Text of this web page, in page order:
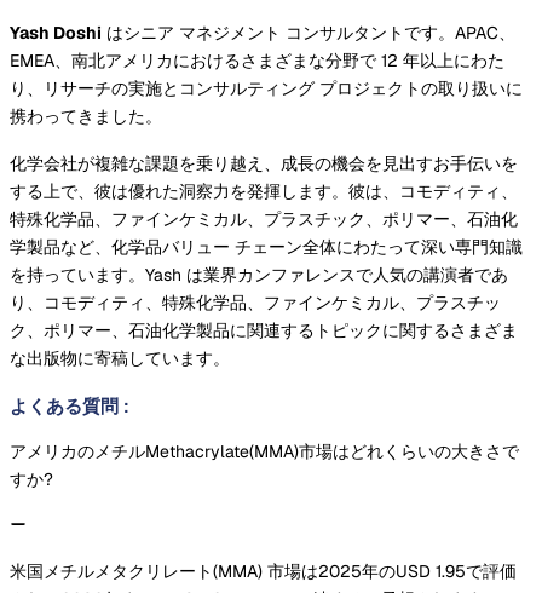
Yash Doshi はシニア マネジメント コンサルタントです。APAC、
EMEA、南北アメリカにおけるさまざまな分野で 12 年以上にわた
り、リサーチの実施とコンサルティング プロジェクトの取り扱いに
携わってきました。
化学会社が複雑な課題を乗り越え、成長の機会を見出すお手伝いを
する上で、彼は優れた洞察力を発揮します。彼は、コモディティ、
特殊化学品、ファインケミカル、プラスチック、ポリマー、石油化
学製品など、化学品バリュー チェーン全体にわたって深い専門知識
を持っています。Yash は業界カンファレンスで人気の講演者であ
り、コモディティ、特殊化学品、ファインケミカル、プラスチッ
ク、ポリマー、石油化学製品に関連するトピックに関するさまざま
な出版物に寄稿しています。
よくある質問 :
アメリカのメチルMethacrylate(MMA)市場はどれくらいの大きさで
すか?
米国メチルメタクリレート(MMA) 市場は2025年のUSD 1.95で評価